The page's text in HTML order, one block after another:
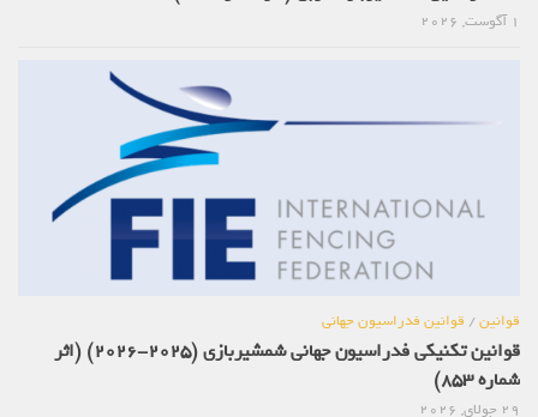
قوانین/قوانین فدراسیون جهانی
قوانین تکنیکی فدراسیون جهانی شمشیربازی (2025-2026) (اثر
شماره 853)